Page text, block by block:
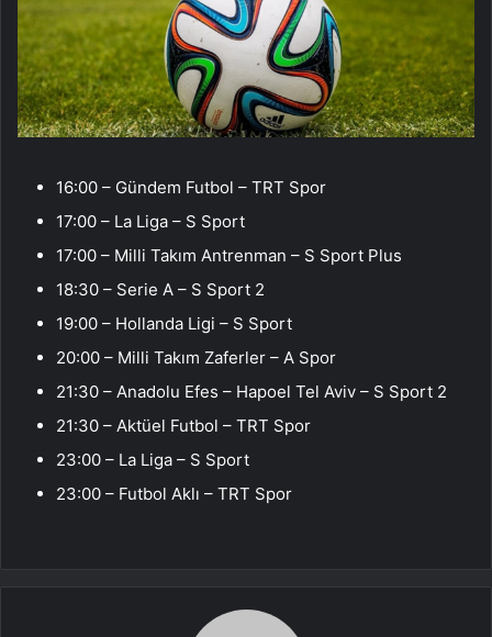
16:00 – Gündem Futbol – TRT Spor
17:00 – La Liga – S Sport
17:00 – Milli Takım Antrenman – S Sport Plus
18:30 – Serie A – S Sport 2
19:00 – Hollanda Ligi – S Sport
20:00 – Milli Takım Zaferler – A Spor
21:30 – Anadolu Efes – Hapoel Tel Aviv – S Sport 2
21:30 – Aktüel Futbol – TRT Spor
23:00 – La Liga – S Sport
23:00 – Futbol Aklı – TRT Spor